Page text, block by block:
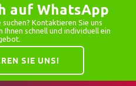
auf WhatsApp
Kontaktieren Sie uns
schnell und individuell ein
SIE UNS!